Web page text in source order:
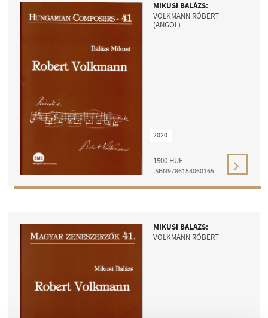
MIKUSI BALÁZS:
VOLKMANN RÓBERT
(ANGOL)
1500 HUF
ISBN9786158060165
2020
MIKUSI BALÁZS:
VOLKMANN RÓBERT